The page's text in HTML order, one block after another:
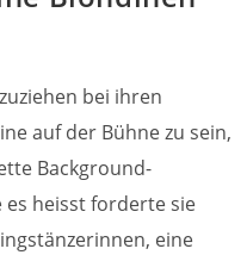
bei ihren
auf der Bühne zu sein,
Background-
es heisst forderte sie
eine